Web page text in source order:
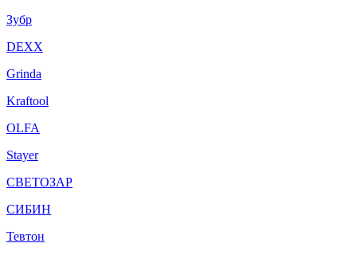
Зубр
DEXX
Grinda
Kraftool
OLFA
Stayer
СВЕТОЗАР
СИБИН
Тевтон